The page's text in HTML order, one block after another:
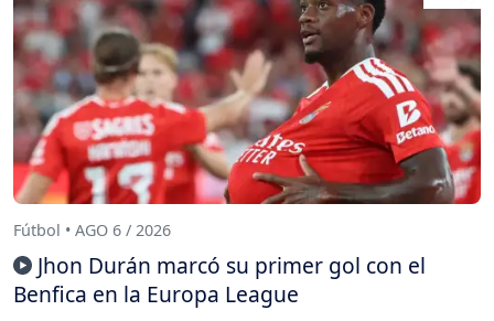
Fútbol • AGO 6 / 2026
Jhon Durán marcó su primer gol con el
Benfica en la Europa League